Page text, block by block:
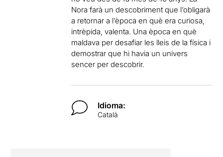
Nora farà un descobriment que l’obligarà
a retornar a l’època en què era curiosa,
intrèpida, valenta. Una època en què
maldava per desafiar les lleis de la física i
demostrar que hi havia un univers
sencer per descobrir.
Idioma:
Català